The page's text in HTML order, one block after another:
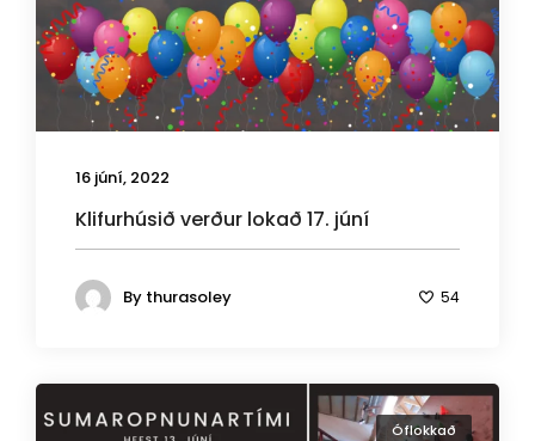
16 júní, 2022
Klifurhúsið verður lokað 17. júní
By thurasoley 54
Óflokkað